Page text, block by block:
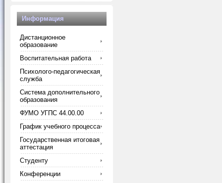
Информация
Дистанционное
образование
Воспитательная работа
Психолого-педагогическая
служба
Система дополнительного
образования
ФУМО УГПС 44.00.00
График учебного процесса
Государственная итоговая
аттестация
Студенту
Конференции